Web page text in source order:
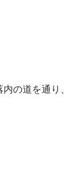
の道を通り、